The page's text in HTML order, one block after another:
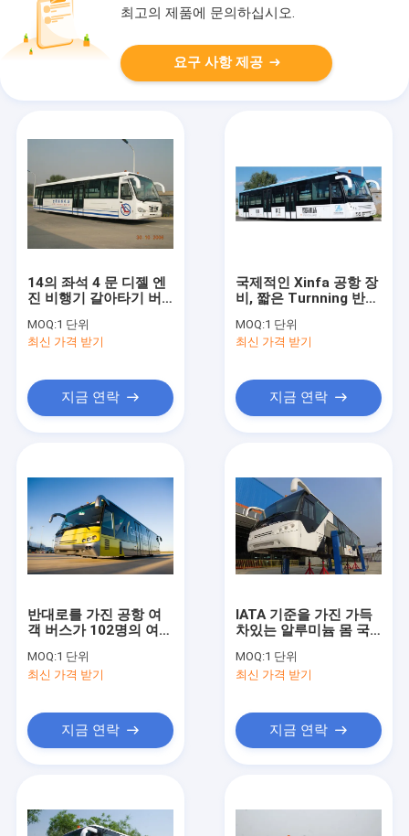
제품
최고의 제품에 문의하십시오.
요구 사항 제공
14의 좌석 4 문 디젤 엔
진 비행기 갈아타기 버
MOQ:1 단위
최신 가격 받기
지금 연락
국제적인 Xinfa 공항 장
비, 짧은 Turnning 반경
MOQ:1 단위
최신 가격 받기
지금 연락
반대로를 가진 공항 여
객 버스가 102명의 여객
끄러짐 고무 지면 버스
로 갑니다
MOQ:1 단위
최신 가격 받기
지금 연락
IATA 기준을 가진 가득
차있는 알루미늄 몸 국
스
MOQ:1 단위
최신 가격 받기
지금 연락